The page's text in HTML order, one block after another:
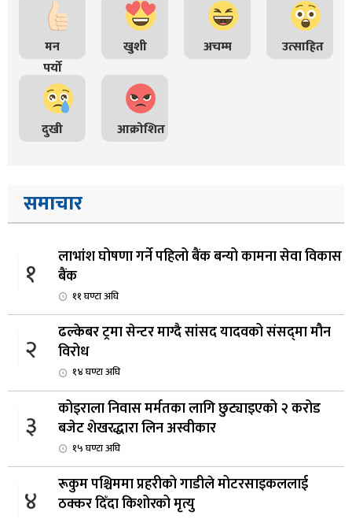
मन
पर्यो
खुशी अचम्म उत्साहित
दुखी आक्रोशित
समाचार
१
लाभांश घोषणा गर्ने पहिलो बैंक बन्यो कामना सेवा विकास
बैंक
११ घण्टा अघि
२
ढल्केबर ट्रमा सेन्टर माग्दै सांसद यादवको संसद्‌मा मौन
विरोध
१४ घण्टा अघि
३
कोइराला निवास मर्मतका लागि छुट्याइएको २ करोड
बजेट शेखरद्धारा लिन अस्वीकार
१५ घण्टा अघि
४
रूकुम पश्चिममा प्रहरीको गाडीले मोटरसाइकललाई
ठक्कर दिँदा किशोरको मृत्यु